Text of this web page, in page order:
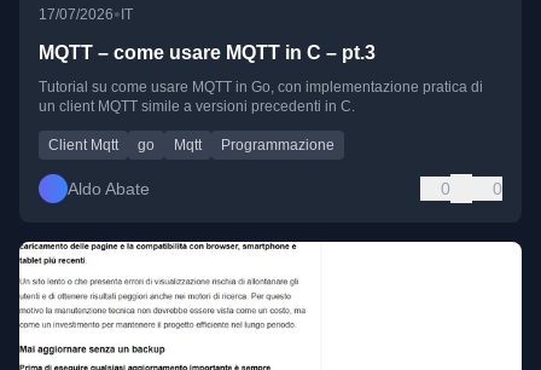
17/07/2026•IT
MQTT – come usare MQTT in C – pt.3
Tutorial su come usare MQTT in Go, con implementazione pratica di
un client MQTT simile a versioni precedenti in C.
Client Mqtt go Mqtt Programmazione
Aldo Abate 0 0